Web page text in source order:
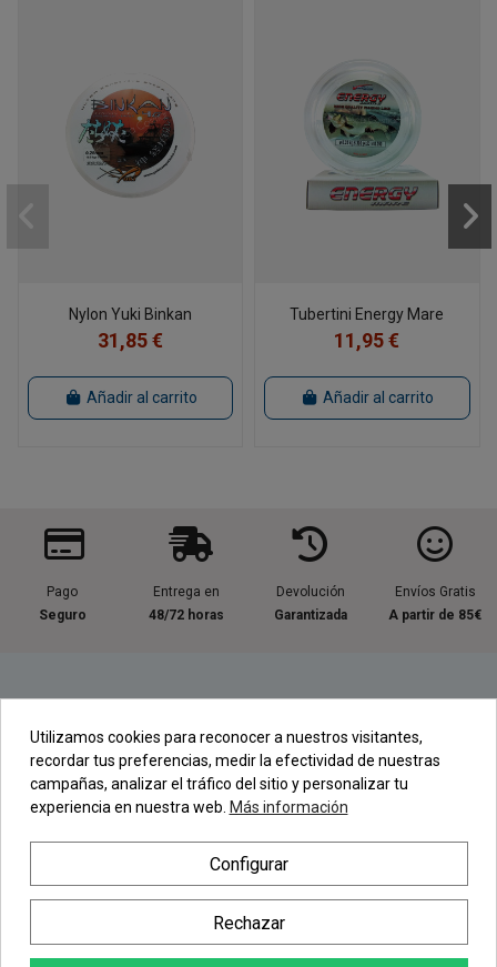
Nylon Yuki Binkan
31,85 €
Añadir al carrito
Tubertini Energy Mare
11,95 €
Añadir al carrito
Pago
Seguro
Entrega en
48/72 horas
Devolución
Garantizada
Envíos Gratis
A partir de 85€
Contacta con nosotros
Regístrate en nuestra Newsletter
Newsletter
Utilizamos cookies para reconocer a nuestros visitantes,
recordar tus preferencias, medir la efectividad de nuestras
campañas, analizar el tráfico del sitio y personalizar tu
experiencia en nuestra web. Más información
Configurar
Rechazar